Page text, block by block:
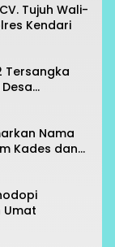
Tujuh Wali-
Kendari
Tersangka
Nama
Kades dan
Umat